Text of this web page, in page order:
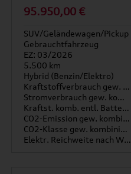
95.950,00 €
SUV/Geländewagen/Pickup
Gebrauchtfahrzeug
EZ: 03/2026
5.500 km
Hybrid (Benzin/Elektro)
Kraftstoffverbrauch gew. kombiniert
Stromverbrauch gew. kombiniert
Kraftst. komb. entl. Batterie
CO2-Emission gew. kombiniert
CO2-Klasse gew. kombiniert
Elektr. Reichweite nach WLTP*